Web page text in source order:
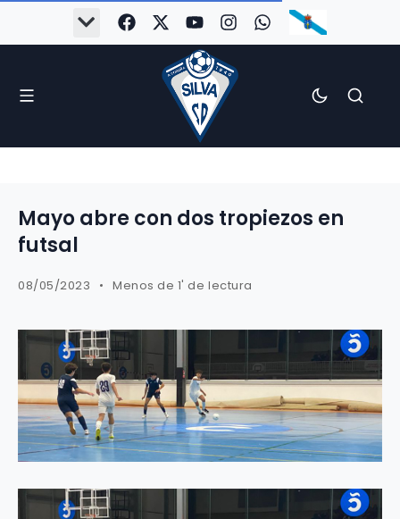
Mayo abre con dos tropiezos en
futsal
08/05/2023 Menos de 1' de lectura